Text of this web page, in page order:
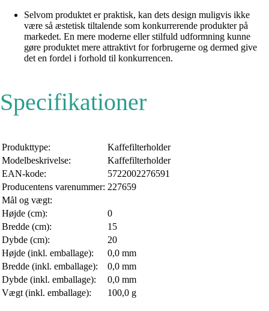
Selvom produktet er praktisk, kan dets design muligvis ikke
være så æstetisk tiltalende som konkurrerende produkter på
markedet. En mere moderne eller stilfuld udformning kunne
gøre produktet mere attraktivt for forbrugerne og dermed give
det en fordel i forhold til konkurrencen.
Specifikationer
Produkttype:
Kaffefilterholder
Modelbeskrivelse:
Kaffefilterholder
EAN-kode:
5722002276591
Producentens varenummer: 227659
Mål og vægt:
Højde (cm):
0
Bredde (cm):
15
Dybde (cm):
20
Højde (inkl. emballage):
0,0 mm
Bredde (inkl. emballage):
0,0 mm
Dybde (inkl. emballage):
0,0 mm
Vægt (inkl. emballage):
100,0 g